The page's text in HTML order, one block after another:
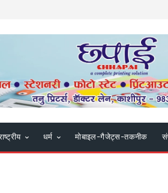
धर्म मोबाइल-गैजेट्स-तकनीक